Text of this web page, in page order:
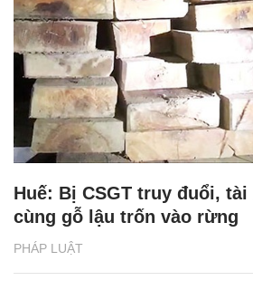
PHÁP LUẬT
Huế: Bị CSGT truy đuổi,
cùng gỗ lậu trốn vào rừng